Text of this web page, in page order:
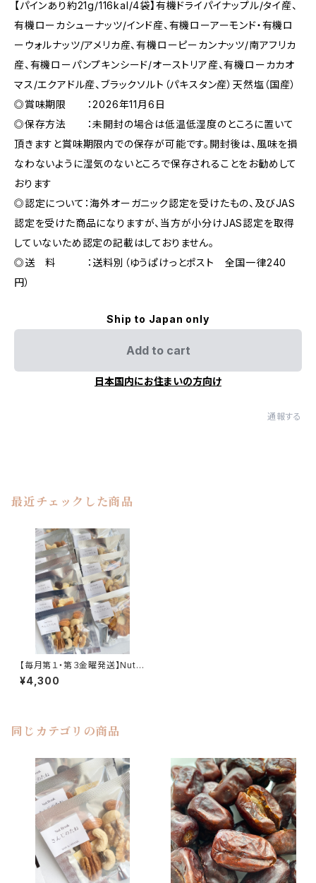
【パインあり約21g/116kal/4袋】有機ドライパイナップル/タイ産、
有機ローカシューナッツ/インド産、有機ローアーモンド・有機ロ
ーウォルナッツ/アメリカ産、有機ローピーカンナッツ/南アフリカ
産、有機ローパンプキンシード/オーストリア産、有機ローカカオ
マス/エクアドル産、ブラックソルト（パキスタン産）天然塩（国産）
◎賞味期限 ：2026年11月6日
◎保存方法 ：未開封の場合は低温低湿度のところに置いて
頂きますと賞味期限内での保存が可能です。開封後は、風味を損
なわないように湿気のないところで保存されることをお勧めして
おります
◎認定について：海外オーガニック認定を受けたもの、及びJAS
認定を受けた商品になりますが、当方が小分けJAS認定を取得
していないため認定の記載はしておりません。
◎送 料 ：送料別（ゆうぱけっとポスト 全国一律240
円）
Ship to Japan only
Add to cart
日本国内にお住まいの方向け
通報する
最近チェックした商品
【毎月第１・第３金曜発送】Nut B
reak「さんじのたね」（ナッツ＆カ
カオ）15袋入り
¥4,300
同じカテゴリの商品